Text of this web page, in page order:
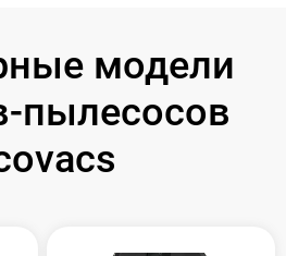
модели
пылесосов